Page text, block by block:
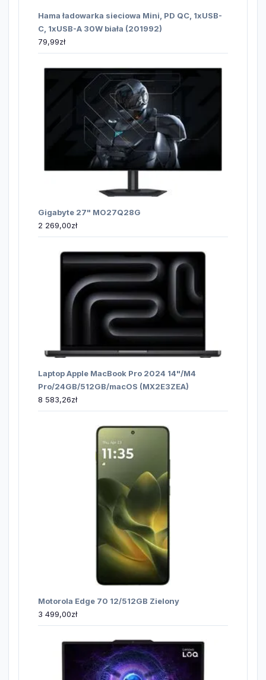
Hama ładowarka sieciowa Mini, PD QC, 1xUSB-
C, 1xUSB-A 30W biała (201992)
79,99zł
Gigabyte 27" MO27Q28G
2 269,00zł
Laptop Apple MacBook Pro 2024 14"/M4
Pro/24GB/512GB/macOS (MX2E3ZEA)
8 583,26zł
Motorola Edge 70 12/512GB Zielony
3 499,00zł